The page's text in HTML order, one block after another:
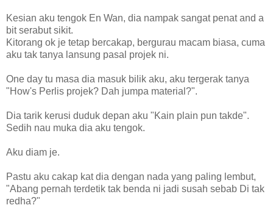
Kesian aku tengok En Wan, dia nampak sangat penat and a
bit serabut sikit.
Kitorang ok je tetap bercakap, bergurau macam biasa, cuma
aku tak tanya lansung pasal projek ni.
One day tu masa dia masuk bilik aku, aku tergerak tanya
"How's Perlis projek? Dah jumpa material?".
Dia tarik kerusi duduk depan aku "Kain plain pun takde".
Sedih nau muka dia aku tengok.
Aku diam je.
Pastu aku cakap kat dia dengan nada yang paling lembut,
"Abang pernah terdetik tak benda ni jadi susah sebab Di tak
redha?"